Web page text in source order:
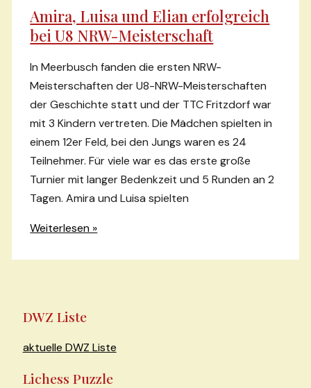
Amira, Luisa und Elian erfolgreich
bei U8 NRW-Meisterschaft
In Meerbusch fanden die ersten NRW-
Meisterschaften der U8-NRW-Meisterschaften
der Geschichte statt und der TTC Fritzdorf war
mit 3 Kindern vertreten. Die Mädchen spielten in
einem 12er Feld, bei den Jungs waren es 24
Teilnehmer. Für viele war es das erste große
Turnier mit langer Bedenkzeit und 5 Runden an 2
Tagen. Amira und Luisa spielten
Amira,
bei
Meisterschaft
Weiterlesen »
DWZ Liste
aktuelle DWZ Liste
Lichess Puzzle